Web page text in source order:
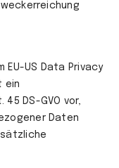
EU-US Data Privacy
ein
DS-GVO vor,
Daten